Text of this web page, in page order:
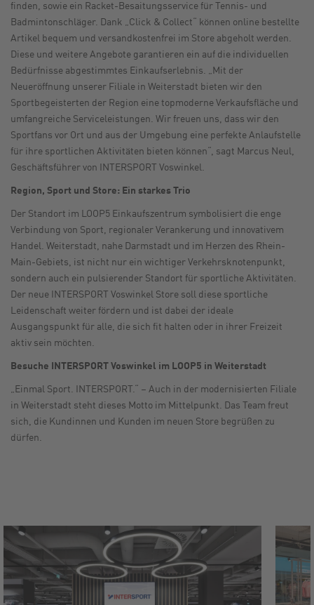
finden, sowie ein Racket-Besaitungsservice für Tennis- und
Badmintonschläger. Dank „Click & Collect“ können online bestellte
Artikel bequem und versandkostenfrei im Store abgeholt werden.
Diese und weitere Angebote garantieren ein auf die individuellen
Bedürfnisse abgestimmtes Einkaufserlebnis. „Mit der
Neueröffnung unserer Filiale in Weiterstadt bieten wir den
Sportbegeisterten der Region eine topmoderne Verkaufsfläche und
umfangreiche Serviceleistungen. Wir freuen uns, dass wir den
Sportfans vor Ort und aus der Umgebung eine perfekte Anlaufstelle
für ihre sportlichen Aktivitäten bieten können“, sagt Marcus Neul,
Geschäftsführer von INTERSPORT Voswinkel.
Region, Sport und Store: Ein starkes Trio
Der Standort im LOOP5 Einkaufszentrum symbolisiert die enge
Verbindung von Sport, regionaler Verankerung und innovativem
Handel. Weiterstadt, nahe Darmstadt und im Herzen des Rhein-
Main-Gebiets, ist nicht nur ein wichtiger Verkehrsknotenpunkt,
sondern auch ein pulsierender Standort für sportliche Aktivitäten.
Der neue INTERSPORT Voswinkel Store soll diese sportliche
Leidenschaft weiter fördern und ist dabei der ideale
Ausgangspunkt für alle, die sich fit halten oder in ihrer Freizeit
aktiv sein möchten.
Besuche INTERSPORT Voswinkel im LOOP5 in Weiterstadt
„Einmal Sport. INTERSPORT.“ – Auch in der modernisierten Filiale
in Weiterstadt steht dieses Motto im Mittelpunkt. Das Team freut
sich, die Kundinnen und Kunden im neuen Store begrüßen zu
dürfen.